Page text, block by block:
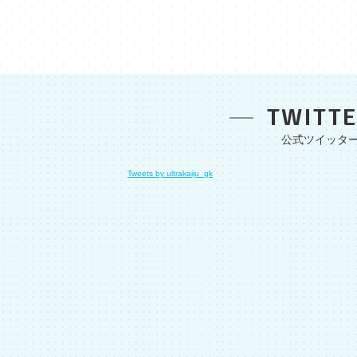
Tweets by ultrakaiju_gk